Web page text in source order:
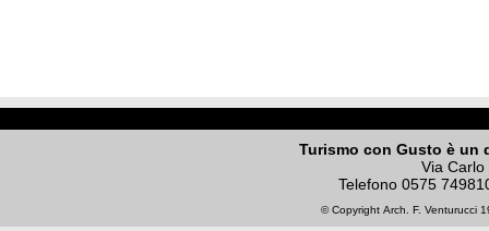
Turismo con Gusto è un
Via
Telefono 0575
© Copyright Arch. F. Venturucci